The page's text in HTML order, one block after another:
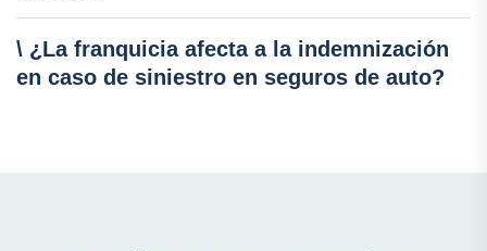
\ ¿La franquicia afecta a la indemnización
en caso de siniestro en seguros de auto?